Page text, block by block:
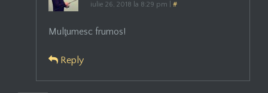
iulie 26, 2018 la 8:29 pm #
Mulţumesc frumos!
Reply